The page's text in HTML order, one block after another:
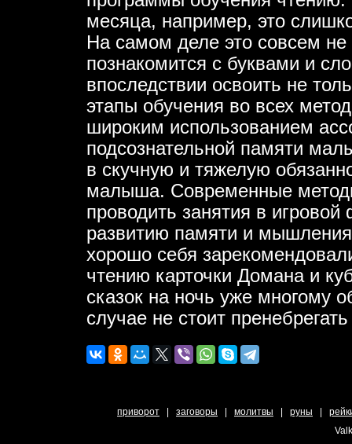
месяца, например, это
На самом деле это совсем
познакомится с буквами и
впоследствии освоить не
этапы обучения во всех
широким использованием
подсознательной памяти
в скучную и тяжелую
малыша. Современные
проводить занятия в
развитию памяти и
хорошо себя
чтению карточки Домана и
сказок на ночь уже многому
случае не стоит
приворот заговоры молитвы руны